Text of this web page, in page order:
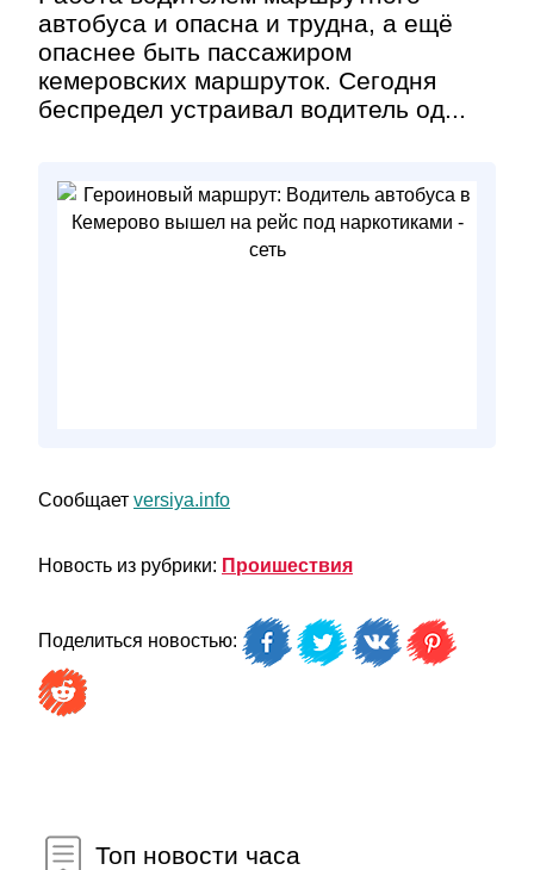
автобуса и опасна и трудна, а ещё
опаснее быть пассажиром
кемеровских маршруток. Сегодня
беспредел устраивал водитель од...
Сообщает versiya.info
Новость из рубрики: Проишествия
Поделиться новостью:
Топ новости часа